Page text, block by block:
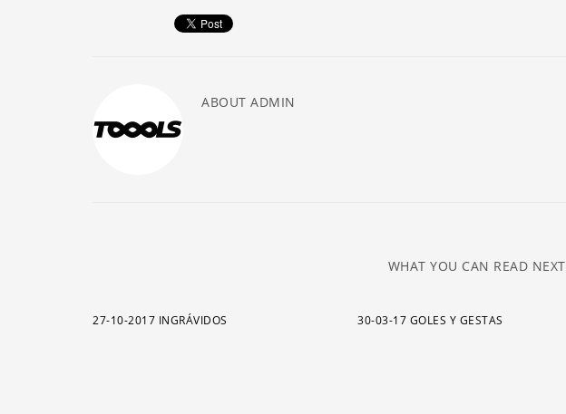
ABOUT ADMIN
WHAT YOU CAN READ NEXT
27-10-2017 INGRÁVIDOS 30-03-17 GOLES Y GESTAS